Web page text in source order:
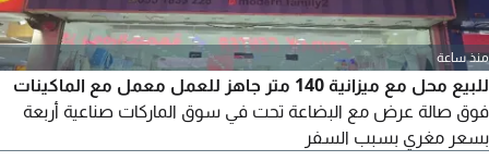
منذ ساعة
للبيع محل مع ميزانية 140 متر جاهز للعمل معمل مع الماكينات
فوق صالة عرض مع البضاعة تحت في سوق الماركات صناعية أربعة
بسعر مغري بسبب السفر